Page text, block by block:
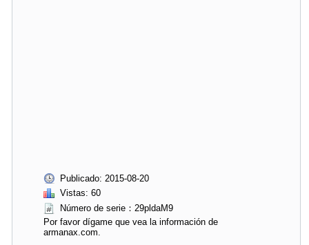
Publicado: 2015-08-20
Vistas: 60
Número de serie：29pldaM9
Por favor dígame que vea la información de
armanax.com.